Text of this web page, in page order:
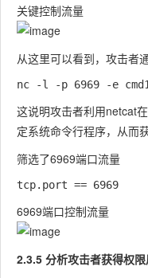
关键控制流量
从这里可以看到，攻击者
这说明攻击者利用netcat
定系统命令行程序，从而
筛选了6969端口流量
6969端口控制流量
2.3.5 分析攻击者获得权